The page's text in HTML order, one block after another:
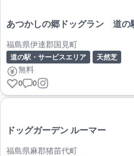
あつかしの郷ドッグラン 道の
福島県伊達郡国見町
道の駅・サービスエリア 天然芝
無料
0 0
ドッグガーデン ルーマー
福島県麻郡猪苗代町